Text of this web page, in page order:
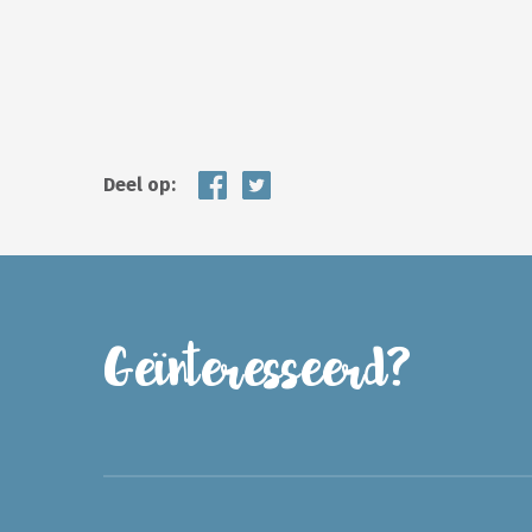
Deel op:
Geïnteresseerd?